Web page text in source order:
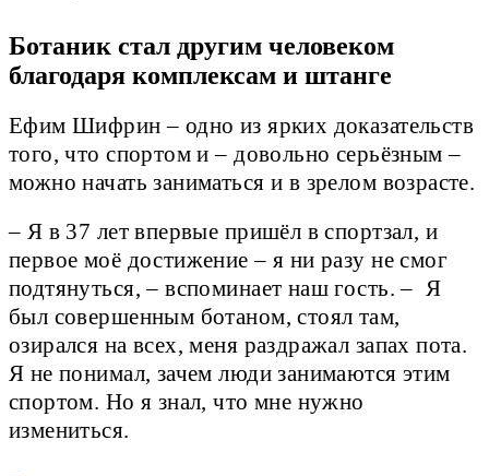
Ботаник стал другим человеком
благодаря комплексам и штанге
Ефим Шифрин – одно из ярких доказательств
того, что спортом и – довольно серьёзным –
можно начать заниматься и в зрелом возрасте.
– Я в 37 лет впервые пришёл в спортзал, и
первое моё достижение – я ни разу не смог
подтянуться, – вспоминает наш гость. – Я
был совершенным ботаном, стоял там,
озирался на всех, меня раздражал запах пота.
Я не понимал, зачем люди занимаются этим
спортом. Но я знал, что мне нужно
измениться.